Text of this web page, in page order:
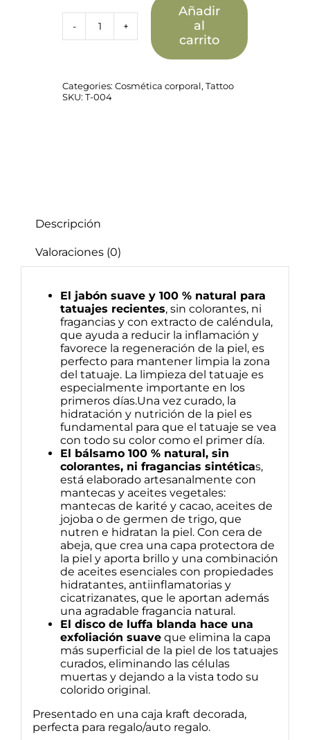
Pack
Cuidado
cantidad
Añadir
al
carrito
Categories: Cosmética corporal, Tattoo
SKU: T-004
Descripción
Valoraciones (0)
El jabón suave y 100 % natural para
tatuajes recientes, sin colorantes, ni
fragancias y con extracto de caléndula,
que ayuda a reducir la inflamación y
favorece la regeneración de la piel, es
perfecto para mantener limpia la zona
del tatuaje. La limpieza del tatuaje es
especialmente importante en los
primeros días.Una vez curado, la
hidratación y nutrición de la piel es
fundamental para que el tatuaje se vea
con todo su color como el primer día.
El bálsamo 100 % natural, sin
colorantes, ni fragancias sintéticas,
está elaborado artesanalmente con
mantecas y aceites vegetales:
mantecas de karité y cacao, aceites de
jojoba o de germen de trigo, que
nutren e hidratan la piel. Con cera de
abeja, que crea una capa protectora de
la piel y aporta brillo y una combinación
de aceites esenciales con propiedades
hidratantes, antiinflamatorias y
cicatrizanates, que le aportan además
una agradable fragancia natural.
El disco de luffa blanda hace una
exfoliación suaveque elimina la capa
más superficial de la piel de los tatuajes
curados, eliminando las células
muertas y dejando a la vista todo su
colorido original.
Presentado en una caja kraft decorada,
perfecta para regalo/auto regalo.